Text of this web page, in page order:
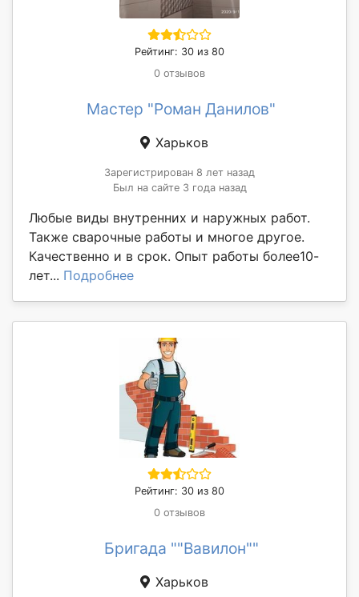
Рейтинг: 30 из 80
0 отзывов
Мастер "Роман Данилов"
Харьков
Зарегистрирован 8 лет назад
Был на сайте 3 года назад
Любые виды внутренних и наружных работ.
Также сварочные работы и многое другое.
Качественно и в срок. Опыт работы более10-
лет... Подробнее
Рейтинг: 30 из 80
0 отзывов
Бригада ""Вавилон""
Харьков